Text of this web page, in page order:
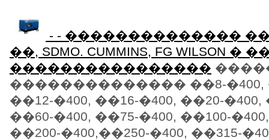
- - ��������������
��, SDMO. CUMMINS, FG WILSON
����������������
�������������� ��8-�400,
��12-�400, ��16-�400, ��20-�400,
��60-�400, ��75-�400, ��100-
��200-�400,��250-�400, ��315-